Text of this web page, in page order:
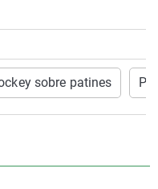
sobre patines